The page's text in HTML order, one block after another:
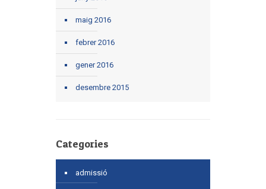
maig 2016
febrer 2016
gener 2016
desembre 2015
Categories
admissió